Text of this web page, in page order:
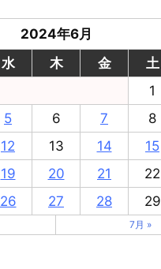
2024年6月
水 木 金 土
1
5 6 7 8
12 13 14 15
19 20 21 22
26 27 28 29
7月 »